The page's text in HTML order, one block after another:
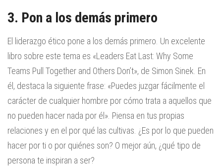
3. Pon a los demás primero
El liderazgo ético pone a los demás primero. Un excelente
libro sobre este tema es «Leaders Eat Last: Why Some
Teams Pull Together and Others Don’t», de Simon Sinek. En
él, destaca la siguiente frase: «Puedes juzgar fácilmente el
carácter de cualquier hombre por cómo trata a aquellos que
no pueden hacer nada por él». Piensa en tus propias
relaciones y en el por qué las cultivas. ¿Es por lo que pueden
hacer por ti o por quiénes son? O mejor aún, ¿qué tipo de
persona te inspiran a ser?